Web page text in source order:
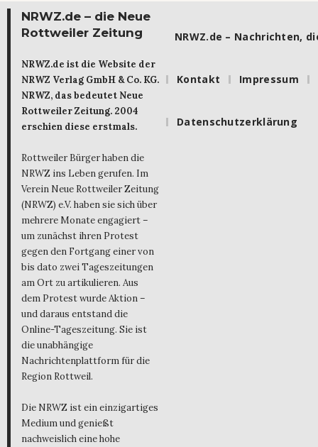
NRWZ.de – die Neue
Rottweiler Zeitung
NRWZ.de ist die Website der
NRWZ Verlag GmbH & Co. KG.
NRWZ, das bedeutet Neue
Rottweiler Zeitung. 2004
erschien diese erstmals.
Rottweiler Bürger haben die
NRWZ ins Leben gerufen. Im
Verein Neue Rottweiler Zeitung
(NRWZ) e.V. haben sie sich über
mehrere Monate engagiert –
um zunächst ihren Protest
gegen den Fortgang einer von
bis dato zwei Tageszeitungen
am Ort zu artikulieren. Aus
dem Protest wurde Aktion –
und daraus entstand die
Online-Tageszeitung. Sie ist
die unabhängige
Nachrichtenplattform für die
Region Rottweil.
Die NRWZ ist ein einzigartiges
Medium und genießt
nachweislich eine hohe
NRWZ.de – Nachrichten,
Kontakt Impressum
Datenschutzerklärung